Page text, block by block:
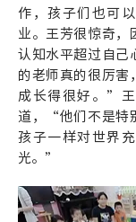
作，孩子们也可
业。王芳很惊奇，
认知水平超过自
的老师真的很厉害
成长得很好。”
道，“他们不是特
孩子一样对世界
光。”